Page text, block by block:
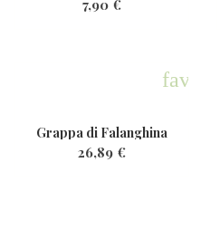
7,90 €
favorite
Grappa di Falanghina
26,89 €